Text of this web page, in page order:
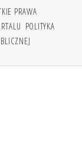
PRAWA
POLITYKA